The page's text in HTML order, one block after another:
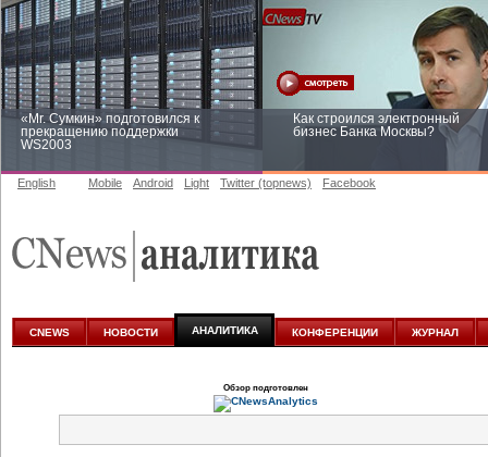
«Mr. Сумкин» подготовился к
прекращению поддержки
WS2003
Как строился электронный
бизнес Банка Москвы?
аналитике
English Mobile Android Light Twitter (topnews) Facebook
CNEWS НОВОСТИ АНАЛИТИКА КОНФЕРЕНЦИИ ЖУРНАЛ
Обзор подготовлен